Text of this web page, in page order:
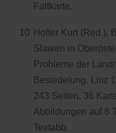
Faltkarte.
10 Holter Kurt (Red.),
Slawen in
Probleme der
Besiedelung. Linz
243 Seiten, 36
Abbildungen auf 8
Textabb.